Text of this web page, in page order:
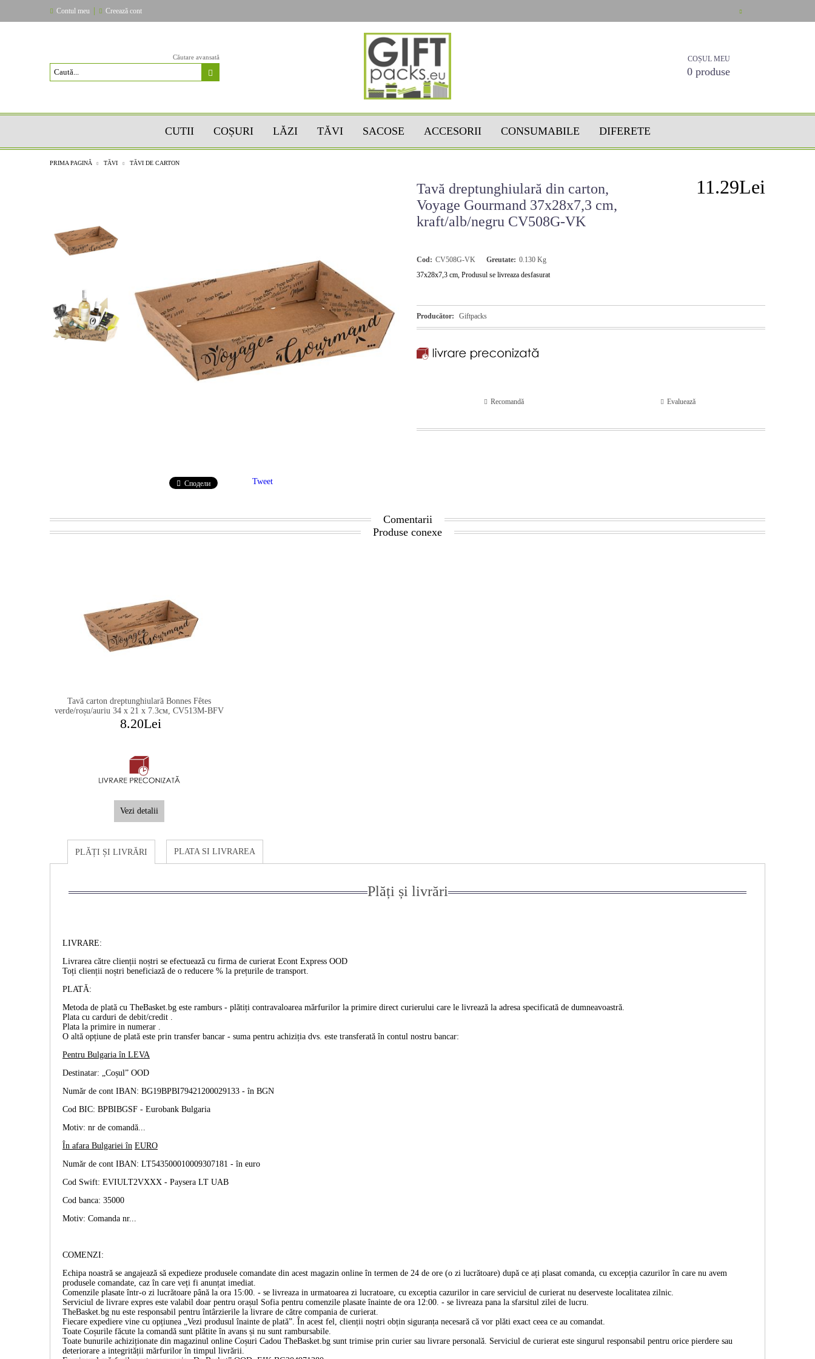
Contul meu Creează cont
Căutare avansată COȘUL MEU
0 produse
CUTII COȘURI LĂZI TĂVI SACOSE ACCESORII CONSUMABILE DIFERETE
PRIMA PAGINĂ TĂVI TĂVI DE CARTON
Tavă dreptunghiulară din carton,
Voyage Gourmand 37x28x7,3 cm,
kraft/alb/negru CV508G-VK
11.29Lei
Cod: CV508G-VK Greutate: 0.130 Kg
37x28x7,3 cm, Produsul se livreaza desfasurat
Producător: Giftpacks
Recomandă Evaluează
Сподели Tweet
Comentarii
Produse conexe
Tavă carton dreptunghiulară Bonnes Fêtes
verde/roșu/auriu 34 x 21 x 7.3см, CV513M-BFV
8.20Lei
Vezi detalii
PLĂȚI ȘI LIVRĂRI PLATA SI LIVRAREA
Plăți și livrări
LIVRARE:
Livrarea către clienții noștri se efectuează cu firma de curierat Econt Express OOD
Toți clienții noștri beneficiază de o reducere % la prețurile de transport.
PLATĂ:
Metoda de plată cu TheBasket.bg este ramburs - plătiți contravaloarea mărfurilor la primire direct curierului care le livrează la adresa specificată de dumneavoastră.
Plata cu carduri de debit/credit .
Plata la primire in numerar .
O altă opțiune de plată este prin transfer bancar - suma pentru achiziția dvs. este transferată în contul nostru bancar:
Pentru Bulgaria în LEVA
Destinatar: „Coșul” OOD
Număr de cont IBAN: BG19BPBI79421200029133 -în BGN
Cod BIC: BPBIBGSF - Eurobank Bulgaria
Motiv: nr de comandă...
În afara Bulgariei în EURO
Număr de cont IBAN: LT543500010009307181 -în euro
Cod Swift: EVIULT2VXXX - Paysera LT UAB
Cod banca: 35000
Motiv: Comanda nr...
COMENZI:
Echipa noastră se angajează să expedieze produsele comandate din acest magazin online în termen de 24 de ore (o zi lucrătoare) după ce ați plasat comanda, cu excepția cazurilor în care nu avem
produsele comandate, caz în care veți fi anunțat imediat.
Comenzile plasate într-o zi lucrătoare până la ora 15:00. - se livreaza in urmatoarea zi lucratoare, cu exceptia cazurilor in care serviciul de curierat nu deserveste localitatea zilnic.
Serviciul de livrare expres este valabil doar pentru orașul Sofia pentru comenzile plasate înainte de ora 12:00. - se livreaza pana la sfarsitul zilei de lucru.
TheBasket.bg nu este responsabil pentru întârzierile la livrare de către compania de curierat.
Fiecare expediere vine cu opțiunea „Vezi produsul înainte de plată”. În acest fel, clienții noștri obțin siguranța necesară că vor plăti exact ceea ce au comandat.
Toate Coșurile făcute la comandă sunt plătite în avans și nu sunt rambursabile.
Toate bunurile achiziționate din magazinul online Coșuri Cadou TheBasket.bg sunt trimise prin curier sau livrare personală. Serviciul de curierat este singurul responsabil pentru orice pierdere sau
deteriorare a integrității mărfurilor în timpul livrării.